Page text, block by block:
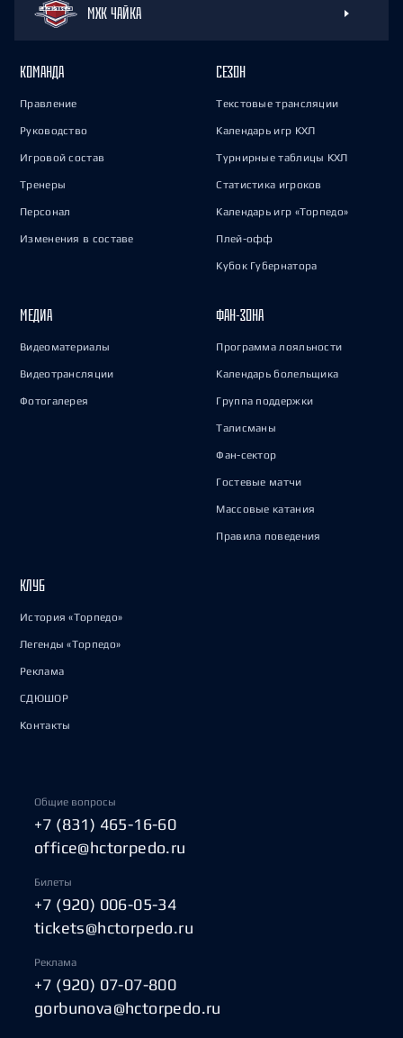
МХК ЧАЙКА
КОМАНДА
Правление
Руководство
Игровой состав
Тренеры
Персонал
Изменения в составе
СЕЗОН
Текстовые трансляции
Календарь игр КХЛ
Турнирные таблицы КХЛ
Статистика игроков
Календарь игр «Торпедо»
Плей-офф
Кубок Губернатора
МЕДИА
Видеоматериалы
Видеотрансляции
Фотогалерея
ФАН-ЗОНА
Программа лояльности
Календарь болельщика
Группа поддержки
Талисманы
Фан-сектор
Гостевые матчи
Массовые катания
Правила поведения
КЛУБ
История «Торпедо»
Легенды «Торпедо»
Реклама
СДЮШОР
Контакты
Общие вопросы
+7 (831) 465-16-60
office@hctorpedo.ru
Билеты
+7 (920) 006-05-34
tickets@hctorpedo.ru
Реклама
+7 (920) 07-07-800
gorbunova@hctorpedo.ru